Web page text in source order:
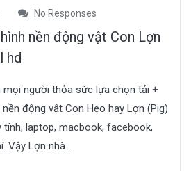
No Responses
nền động vật Con Lợn
hd
mọi người thỏa sức lựa chọn tải +
động vật Con Heo hay Lợn (Pig)
tính, laptop, macbook, facebook,
Vậy Lợn nhà...